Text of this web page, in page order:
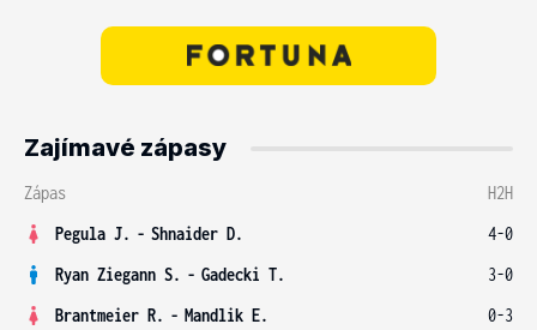
Zajímavé zápasy
Zápas
H2H
Pegula J. - Shnaider D.
4-0
Ryan Ziegann S. - Gadecki T.
3-0
Brantmeier R. - Mandlik E.
0-3